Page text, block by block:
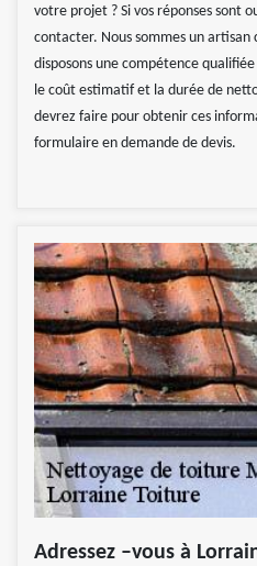
votre projet ? Si vos réponses sont
contacter. Nous sommes un artisan
disposons une compétence
le coût estimatif et la durée de
devrez faire pour obtenir ces
formulaire en demande de devis.
Adressez –vous à